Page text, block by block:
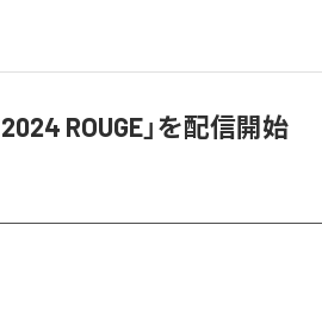
ROUGE」を配信開始